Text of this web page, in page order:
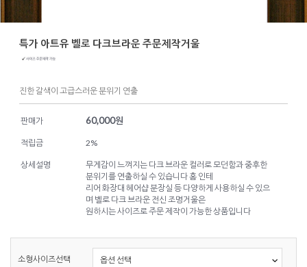
특가 아트유 벨로 다크브라운 주문제작거울
진한 갈색이 고급스러운 분위기 연출
판매가 60,000원
적립금 2%
상세설명
무게감이 느껴지는 다크 브라운 컬러로 모던함과 중후한
분위기를 연출하실 수 있습니다 홈 인테
리어 화장대 헤어샵 분장실 등 다양하게 사용하실 수 있으
며 벨로 다크 브라운 전신 조명거울은
원하시는 사이즈로 주문 제작이 가능한 상품입니다
소형사이즈선택